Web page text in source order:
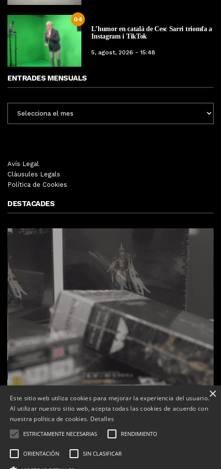
04
L’humor en català de Cesc Sarri triomfa a
Instagram i TikTok
5, agost, 2026 - 15:48
ENTRADES MENSUALS
MENSUALS
Avís Legal
Clàusules Legals
Política de Cookies
DESTACADES
La botiga L’K de Balaguer es converteix en nou punt
×
Este sitio web utiliza cookies para mejorar la experiencia del usuario.
Al utilizar nuestro sitio web, acepta todas las cookies de acuerdo con
nuestra política de cookies. Detalles
ESTRICTAMENTE NECESARIAS RENDIMIENTO
ORIENTACIÓN SIN CLASIFICAR